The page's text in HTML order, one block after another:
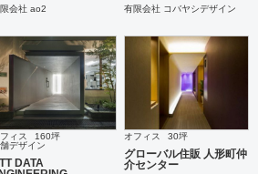
会社 ao2 有限会社 コバヤシデザイン
ィス
160坪
デザイン
DATA
オフィス 30坪
グローバル住販 人形町仲
介センター